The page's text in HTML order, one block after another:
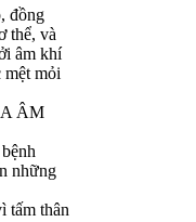
đồng
thể, và
âm khí
mệt mỏi
ÂM
những
tấm thân